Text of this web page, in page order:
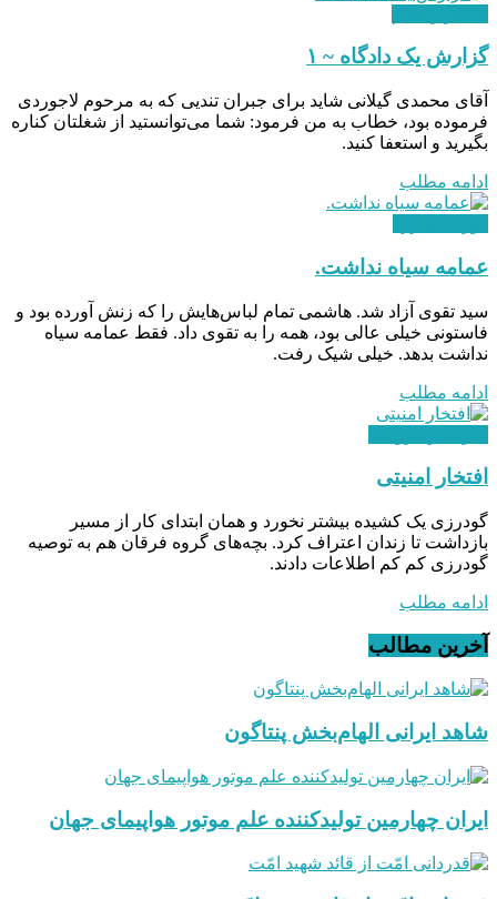
گزارش یک دادگاه ~ ۱
آقای محمدی گيلانی شايد برای جبران تندیی كه به مرحوم لاجوردی
فرموده بود، خطاب به من فرمود: شما می‌توانستيد از شغلتان كناره
بگيريد و استعفا كنيد.
ادامه مطلب
عمامه سیاه نداشت.
سید تقوی آزاد شد. هاشمی تمام لباس‌هایش را که زنش آورده بود و
فاستونی خیلی عالی بود، همه را به تقوی داد. فقط عمامه سیاه
نداشت بدهد. خیلی شیک رفت.
ادامه مطلب
افتخار امنیتی
گودرزی یک کشیده بیشتر نخورد و همان ابتدای کار از مسیر
بازداشت تا زندان اعتراف‌ کرد. بچه‌های گروه فرقان هم به توصیه
گودرزی کم کم اطلاعات دادند.
ادامه مطلب
آخرین مطالب
شاهد ایرانی الهام‌بخش پنتاگون
ایران چهارمین تولیدکننده علم موتور هواپیمای جهان